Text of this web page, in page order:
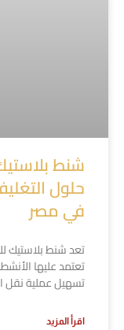
حلول
في مصر
تعد شنط بلاستيك
تعتمد عليها
تسهيل عملية نقل
اقرأ المزيد